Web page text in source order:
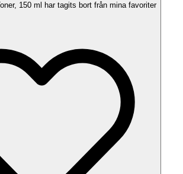
150 ml har tagits bort från mina favoriter